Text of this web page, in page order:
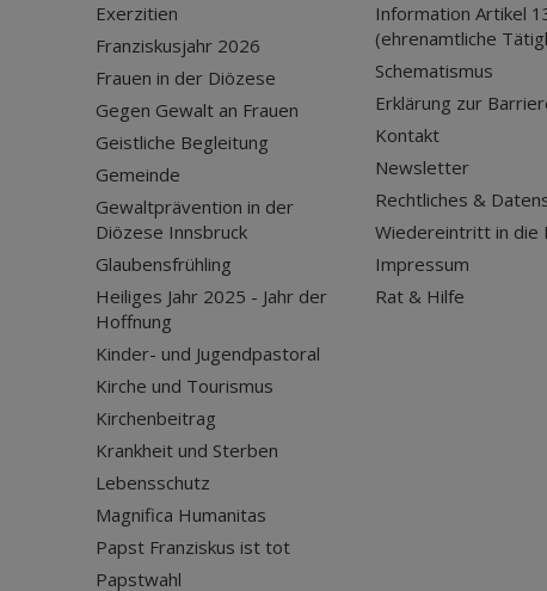
Exerzitien
Franziskusjahr 2026
Frauen in der Diözese
Gegen Gewalt an Frauen
Geistliche Begleitung
Gemeinde
Gewaltprävention in der
Diözese Innsbruck
Glaubensfrühling
Heiliges Jahr 2025 - Jahr der
Hoffnung
Kinder- und Jugendpastoral
Kirche und Tourismus
Kirchenbeitrag
Krankheit und Sterben
Lebensschutz
Magnifica Humanitas
Papst Franziskus ist tot
Papstwahl
Information Artikel
(ehrenamtliche
Schematismus
Erklärung zur
Kontakt
Newsletter
Rechtliches &
Wiedereintritt in die
Impressum
Rat & Hilfe